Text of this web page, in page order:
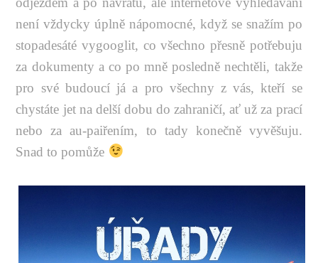
není vždycky úplně nápomocné, když se snažím po
stopadesáté vygooglit, co všechno přesně potřebuju
za dokumenty a co po mně posledně nechtěli, takže
pro své budoucí já a pro všechny z vás, kteří se
chystáte jet na delší dobu do zahraničí, ať už za prací
nebo za au-paiřením, to tady konečně vyvěšuju.
Snad to pomůže